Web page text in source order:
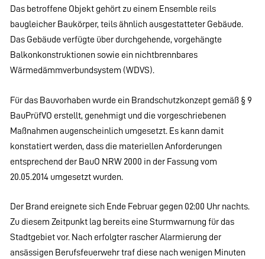
Das betroffene Objekt gehört zu einem Ensemble reils
baugleicher Baukörper, teils ähnlich ausgestatteter Gebäude.
Das Gebäude verfügte über durchgehende, vorgehängte
Balkonkonstruktionen sowie ein nichtbrennbares
Wärmedämmverbundsystem (WDVS).
Für das Bauvorhaben wurde ein Brandschutzkonzept gemäß § 9
BauPrüfVO erstellt, genehmigt und die vorgeschriebenen
Maßnahmen augenscheinlich umgesetzt. Es kann damit
konstatiert werden, dass die materiellen Anforderungen
entsprechend der BauO NRW 2000 in der Fassung vom
20.05.2014 umgesetzt wurden.
Der Brand ereignete sich Ende Februar gegen 02:00 Uhr nachts.
Zu diesem Zeitpunkt lag bereits eine Sturmwarnung für das
Stadtgebiet vor. Nach erfolgter rascher Alarmierung der
ansässigen Berufsfeuerwehr traf diese nach wenigen Minuten